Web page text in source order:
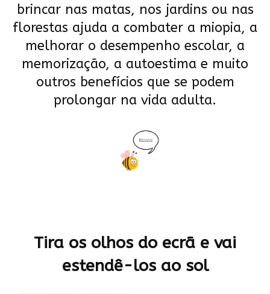
brincar nas matas, nos jardins ou nas
florestas ajuda a combater a miopia, a
melhorar o desempenho escolar, a
memorização, a autoestima e muito
outros benefícios que se podem
prolongar na vida adulta.
Tira os olhos do ecrã e vai
estendê-los ao sol